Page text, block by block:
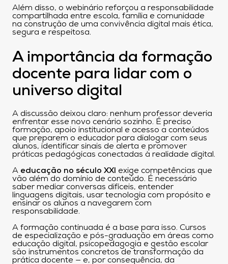
Além disso, o webinário reforçou a responsabilidade
compartilhada entre escola, família e comunidade
na construção de uma convivência digital mais ética,
segura e respeitosa.
A importância da formação
docente para lidar com o
universo digital
A discussão deixou claro: nenhum professor deveria
enfrentar esse novo cenário sozinho. É preciso
formação, apoio institucional e acesso a conteúdos
que preparem o educador para dialogar com seus
alunos, identificar sinais de alerta e promover
práticas pedagógicas conectadas à realidade digital.
A educação no século XXI exige competências que
vão além do domínio de conteúdo. É necessário
saber mediar conversas difíceis, entender
linguagens digitais, usar tecnologia com propósito e
ensinar os alunos a navegarem com
responsabilidade.
A formação continuada é a base para isso. Cursos
de especialização e pós-graduação em áreas como
educação digital, psicopedagogia e gestão escolar
são instrumentos concretos de transformação da
prática docente — e, por consequência, da